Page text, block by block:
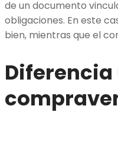
de un documento
obligaciones. En este
bien, mientras que el